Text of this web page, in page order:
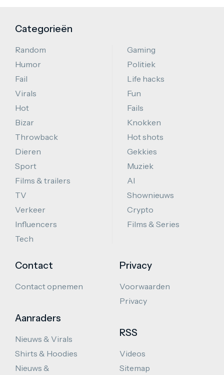
Categorieën
Random
Humor
Fail
Virals
Hot
Bizar
Throwback
Dieren
Sport
Films & trailers
TV
Verkeer
Influencers
Tech
Gaming
Politiek
Life hacks
Fun
Fails
Knokken
Hot shots
Gekkies
Muziek
AI
Shownieuws
Crypto
Films & Series
Contact
Contact opnemen
Aanraders
Nieuws & Virals
Shirts & Hoodies
Nieuws &
Privacy
Voorwaarden
Privacy
RSS
Videos
Sitemap